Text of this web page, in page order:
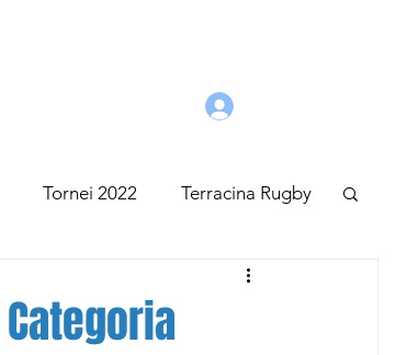
Tornei 2022 Terracina Rugby
Stagione 2022/2023